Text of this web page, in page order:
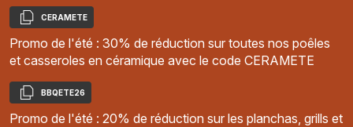
Copier
CERAMETE
Promo de l'été : 30% de réduction sur toutes nos poêles
et casseroles en céramique avec le code CERAMETE
Copier
BBQETE26
Promo de l'été : 20% de réduction sur les planchas, grills et